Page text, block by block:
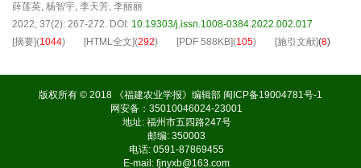
薛莲英, 杨智宇, 李天芳, 李丽丽
2022, 37(2): 267-272. DOI: 10.19303/j.issn.1008-0384.2022.002.017
[摘要](1044) [HTML全文](292) [PDF 588KB](105) [施引文献](8)
版权所有 © 2018 《福建农业学报》编辑部 闽ICP备19004781号-1
网安备：35010046024-23001
地址: 福州市五四路247号
邮编: 350003
电话: 0591-87869455
E-mail: fjnyxb@163.com